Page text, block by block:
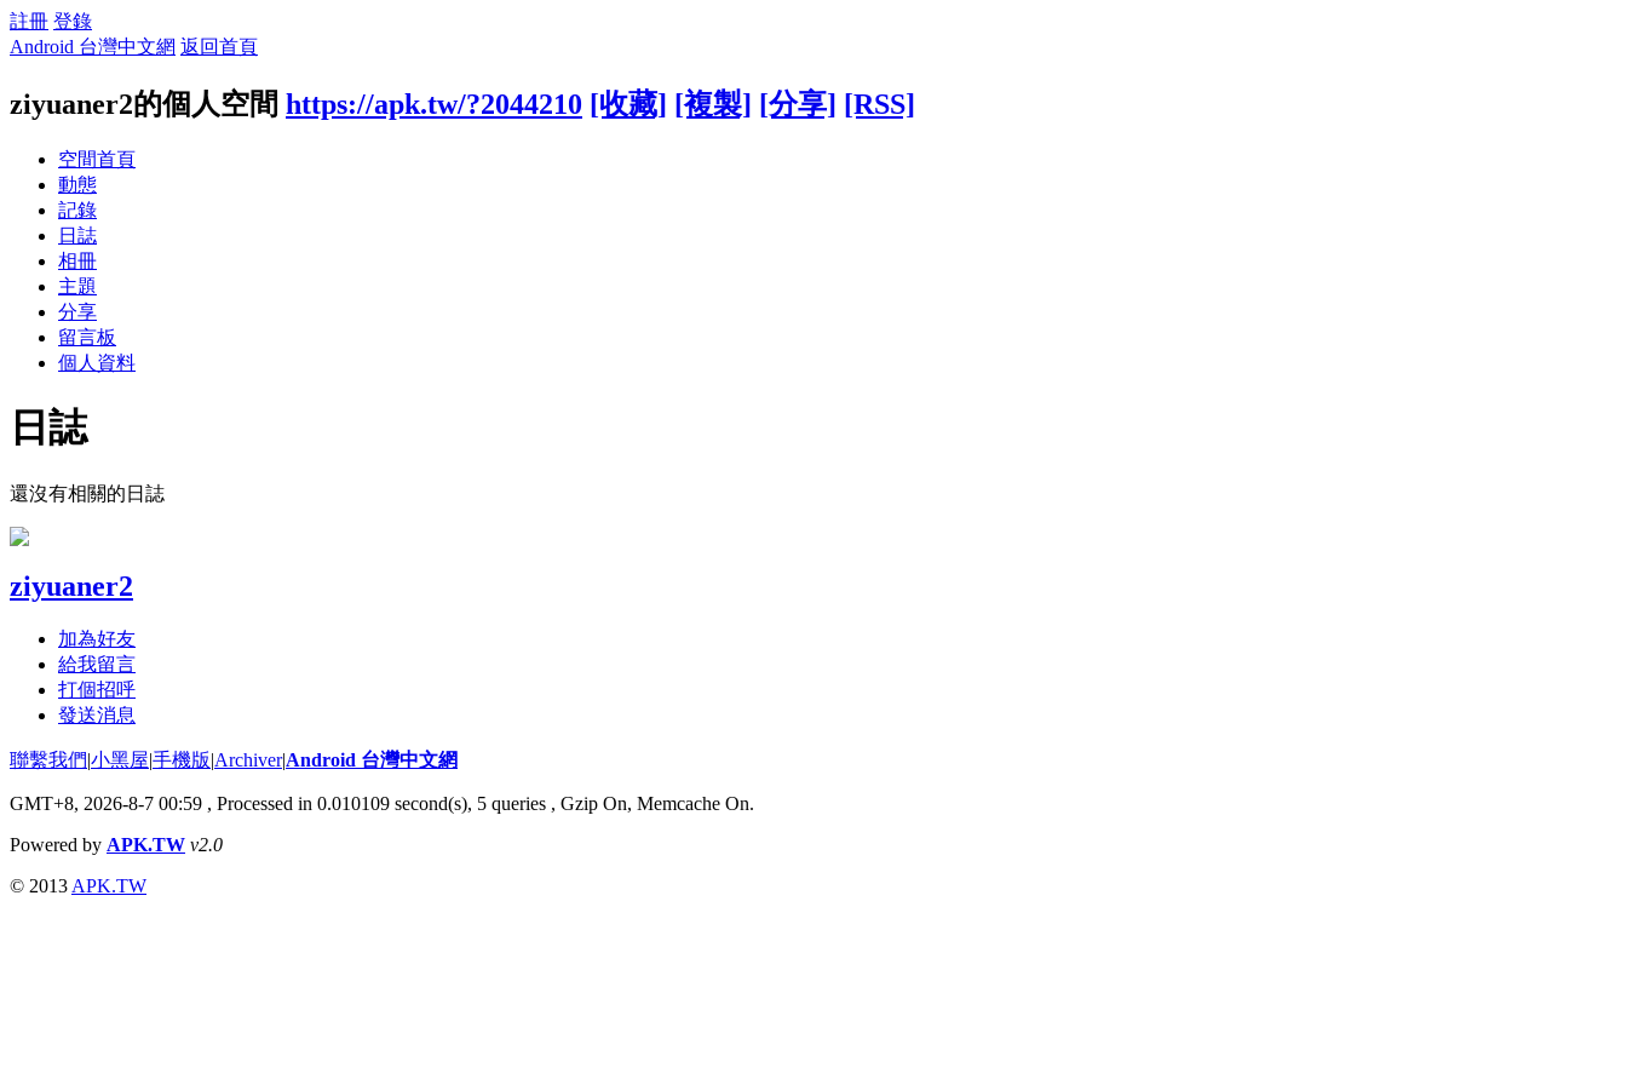
註冊 登錄
Android 台灣中文網 返回首頁
ziyuaner2的個人空間 https://apk.tw/?2044210 [收藏] [複製] [分享] [RSS]
空間首頁
動態
記錄
日誌
相冊
主題
分享
留言板
個人資料
日誌
還沒有相關的日誌
ziyuaner2
加為好友
給我留言
打個招呼
發送消息
聯繫我們|小黑屋|手機版|Archiver|Android 台灣中文網
GMT+8, 2026-8-7 00:59 , Processed in 0.010109 second(s), 5 queries , Gzip On, Memcache On.
Powered by APK.TW v2.0
© 2013 APK.TW